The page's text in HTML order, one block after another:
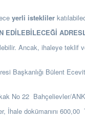
yerli istekliler
EDİLEBİLECEĞİ
Ancak, ihaleye teklif
Başkanlığı Bülent
No 22 Bahçelievler/
İhale dokümanını 600,00